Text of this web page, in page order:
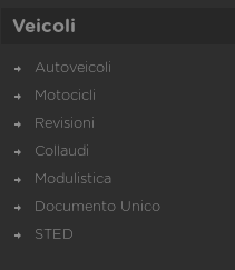
Veicoli
Autoveicoli
Motocicli
Revisioni
Collaudi
Modulistica
Documento Unico
STED